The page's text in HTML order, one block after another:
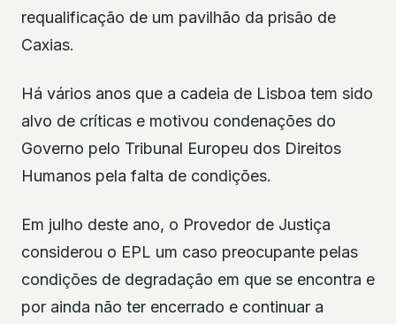
requalificação de um pavilhão da prisão de
Caxias.
Há vários anos que a cadeia de Lisboa tem sido
alvo de críticas e motivou condenações do
Governo pelo Tribunal Europeu dos Direitos
Humanos pela falta de condições.
Em julho deste ano, o Provedor de Justiça
considerou o EPL um caso preocupante pelas
condições de degradação em que se encontra e
por ainda não ter encerrado e continuar a